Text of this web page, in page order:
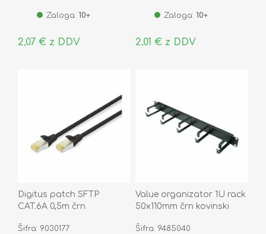
Zaloga: 10+
2,07 € z DDV
Zaloga: 10+
2,01 € z DDV
Digitus patch SFTP
CAT.6A 0,5m črn
Šifra: 9030177
Value organizator 1U rack
50x110mm črn kovinski
Šifra: 9485040